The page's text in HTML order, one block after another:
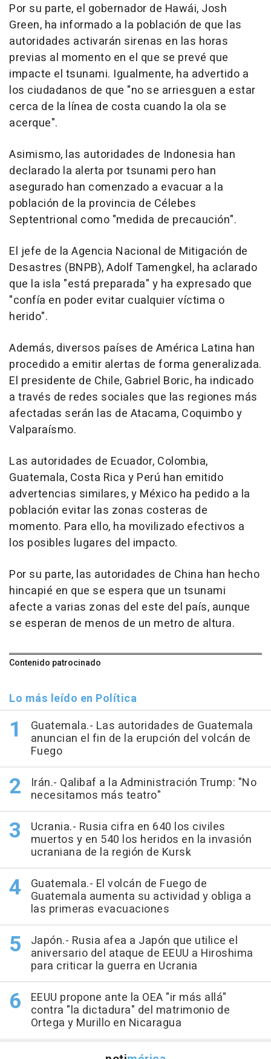
Por su parte, el gobernador de Hawái, Josh
Green, ha informado a la población de que las
autoridades activarán sirenas en las horas
previas al momento en el que se prevé que
impacte el tsunami. Igualmente, ha advertido a
los ciudadanos de que "no se arriesguen a estar
cerca de la línea de costa cuando la ola se
acerque".
Asimismo, las autoridades de Indonesia han
declarado la alerta por tsunami pero han
asegurado han comenzado a evacuar a la
población de la provincia de Célebes
Septentrional como "medida de precaución".
El jefe de la Agencia Nacional de Mitigación de
Desastres (BNPB), Adolf Tamengkel, ha aclarado
que la isla "está preparada" y ha expresado que
"confía en poder evitar cualquier víctima o
herido".
Además, diversos países de América Latina han
procedido a emitir alertas de forma generalizada.
El presidente de Chile, Gabriel Boric, ha indicado
a través de redes sociales que las regiones más
afectadas serán las de Atacama, Coquimbo y
Valparaísmo.
Las autoridades de Ecuador, Colombia,
Guatemala, Costa Rica y Perú han emitido
advertencias similares, y México ha pedido a la
población evitar las zonas costeras de
momento. Para ello, ha movilizado efectivos a
los posibles lugares del impacto.
Por su parte, las autoridades de China han hecho
hincapié en que se espera que un tsunami
afecte a varias zonas del este del país, aunque
se esperan de menos de un metro de altura.
Contenido patrocinado
Lo más leído en Política
Guatemala.- Las autoridades de Guatemala
anuncian el fin de la erupción del volcán de
Fuego
Irán.- Qalibaf a la Administración Trump: "No
necesitamos más teatro"
Ucrania.- Rusia cifra en 640 los civiles
muertos y en 540 los heridos en la invasión
ucraniana de la región de Kursk
Guatemala.- El volcán de Fuego de
Guatemala aumenta su actividad y obliga a
las primeras evacuaciones
Japón.- Rusia afea a Japón que utilice el
aniversario del ataque de EEUU a Hiroshima
para criticar la guerra en Ucrania
EEUU propone ante la OEA "ir más allá"
contra "la dictadura" del matrimonio de
Ortega y Murillo en Nicaragua